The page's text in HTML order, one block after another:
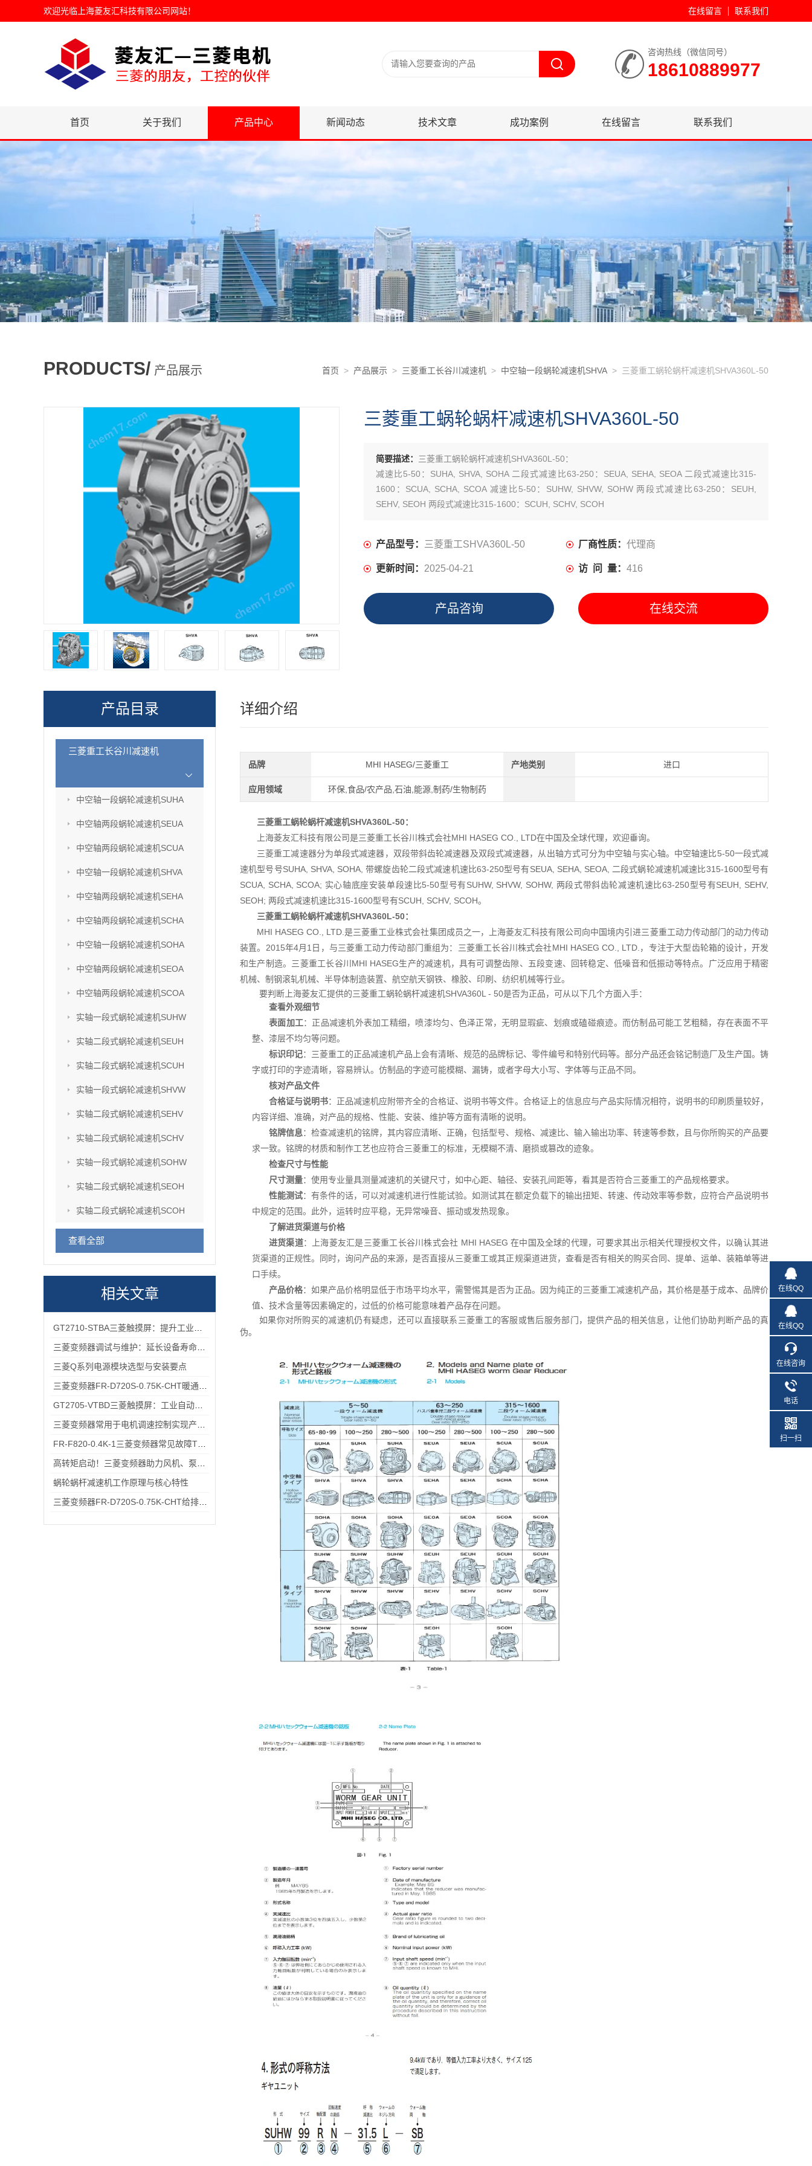
欢迎光临 上海菱友汇科技有限公司网站！ 在线留言 联系我们
咨询热线（微信同号）
18610889977
首页 关于我们 产品中心 新闻动态 技术文章 成功案例 在线留言 联系我们
PRODUCTS/ 产品展示 首页 > 产品展示 > 三菱重工长谷川减速机 > 中空轴一段蜗轮减速机SHVA > 三菱重工蜗轮蜗杆减速机SHVA360L-50
三菱重工蜗轮蜗杆减速机SHVA360L-50
简要描述： 三菱重工蜗轮蜗杆减速机SHVA360L-50：
减速比5-50：SUHA, SHVA, SOHA 二段式减速比63-250：SEUA, SEHA, SEOA 二段式减速比315-
1600：SCUA, SCHA, SCOA 减速比5-50：SUHW, SHVW, SOHW 两段式减速比63-250：SEUH,
SEHV, SEOH 两段式减速比315-1600：SCUH, SCHV, SCOH
产品型号： 三菱重工SHVA360L-50 厂商性质： 代理商
更新时间： 2025-04-21 访 问 量： 416
产品咨询 在线交流
产品目录
三菱重工长谷川减速机
中空轴一段蜗轮减速机SUHA
中空轴两段蜗轮减速机SEUA
中空轴两段蜗轮减速机SCUA
中空轴一段蜗轮减速机SHVA
中空轴两段蜗轮减速机SEHA
中空轴两段蜗轮减速机SCHA
中空轴一段蜗轮减速机SOHA
中空轴两段蜗轮减速机SEOA
中空轴两段蜗轮减速机SCOA
实轴一段式蜗轮减速机SUHW
实轴二段式蜗轮减速机SEUH
实轴二段式蜗轮减速机SCUH
实轴一段式蜗轮减速机SHVW
实轴二段式蜗轮减速机SEHV
实轴二段式蜗轮减速机SCHV
实轴一段式蜗轮减速机SOHW
实轴二段式蜗轮减速机SEOH
实轴二段式蜗轮减速机SCOH
查看全部
相关文章
三菱Q系列电源模块选型与安装要点
蜗轮蜗杆减速机工作原理与核心特性
详细介绍
品牌 MHI HASEG/三菱重工 产地类别 进口
应用领域 环保,食品/农产品,石油,能源,制药/生物制药
三菱重工蜗轮蜗杆减速机SHVA360L-50：
上海菱友汇科技有限公司是三菱重工长谷川株式会社MHI HASEG CO., LTD在中国及全球代理，欢迎垂询。
三菱重工减速器分为单段式减速器，双段带斜齿轮减速器及双段式减速器，从出轴方式可分为中空轴与实心轴。中空轴速比5-50一段式减
速机型号号SUHA, SHVA, SOHA, 带螺旋齿轮二段式减速机速比63-250型号有SEUA, SEHA, SEOA, 二段式蜗轮减速机减速比315-1600型号有
SCUA, SCHA, SCOA; 实心轴底座安装单段速比5-50型号有SUHW, SHVW, SOHW, 两段式带斜齿轮减速机速比63-250型号有SEUH, SEHV,
SEOH; 两段式减速机速比315-1600型号有SCUH, SCHV, SCOH。
三菱重工蜗轮蜗杆减速机SHVA360L-50：
MHI HASEG CO., LTD.是三菱重工业株式会社集团成员之一，上海菱友汇科技有限公司向中国境内引进三菱重工动力传动部门的动力传动
装置。2015年4月1日，与三菱重工动力传动部门重组为：三菱重工长谷川株式会社MHI HASEG CO., LTD.，专注于大型齿轮箱的设计，开发
和生产制造。三菱重工长谷川MHI HASEG生产的减速机，具有可调整齿隙、五段变速、回转稳定、低噪音和低振动等特点。广泛应用于精密
机械、制钢滚轧机械、半导体制造装置、航空航天钢铁、橡胶、印刷、纺织机械等行业。
要判断上海菱友汇提供的三菱重工蜗轮蜗杆减速机SHVA360L - 50是否为正品，可从以下几个方面入手：
查看外观细节
表面加工：正品减速机外表加工精细，喷漆均匀、色泽正常，无明显瑕疵、划痕或磕碰痕迹。而仿制品可能工艺粗糙，存在表面不平
整、漆层不均匀等问题。
标识印记：三菱重工的正品减速机产品上会有清晰、规范的品牌标记、零件编号和特别代码等。部分产品还会铭记制造厂及生产国。铸
字或打印的字迹清晰，容易辨认。仿制品的字迹可能模糊、漏铸，或者字母大小写、字体等与正品不同。
核对产品文件
合格证与说明书：正品减速机应附带齐全的合格证、说明书等文件。合格证上的信息应与产品实际情况相符，说明书的印刷质量较好，
内容详细、准确，对产品的规格、性能、安装、维护等方面有清晰的说明。
铭牌信息：检查减速机的铭牌，其内容应清晰、正确，包括型号、规格、减速比、输入输出功率、转速等参数，且与你所购买的产品要
求一致。铭牌的材质和制作工艺也应符合三菱重工的标准，无模糊不清、磨损或篡改的迹象。
检查尺寸与性能
尺寸测量：使用专业量具测量减速机的关键尺寸，如中心距、轴径、安装孔间距等，看其是否符合三菱重工的产品规格要求。
性能测试：有条件的话，可以对减速机进行性能试验。如测试其在额定负载下的输出扭矩、转速、传动效率等参数，应符合产品说明书
中规定的范围。此外，运转时应平稳，无异常噪音、振动或发热现象。
了解进货渠道与价格
进货渠道：上海菱友汇是三菱重工长谷川株式会社 MHI HASEG 在中国及全球的代理，可要求其出示相关代理授权文件，以确认其进
货渠道的正规性。同时，询问产品的来源，是否直接从三菱重工或其正规渠道进货，查看是否有相关的购买合同、提单、运单、装箱单等进
口手续。
产品价格：如果产品价格明显低于市场平均水平，需警惕其是否为正品。因为纯正的三菱重工减速机产品，其价格是基于成本、品牌价
值、技术含量等因素确定的，过低的价格可能意味着产品存在问题。
如果你对所购买的减速机仍有疑虑，还可以直接联系三菱重工的客服或售后服务部门，提供产品的相关信息，让他们协助判断产品的真
伪。
在线QQ
在线QQ
在线咨询
电话
扫一扫